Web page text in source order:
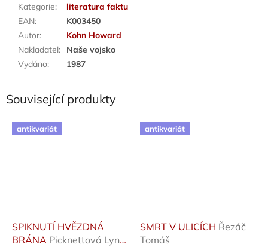
Kategorie:
literatura faktu
EAN:
K003450
Autor:
Kohn Howard
Nakladatel:
Naše vojsko
Vydáno: 1987
Související produkty
antikvariát
SPIKNUTÍ HVĚZDNÁ
BRÁNA Picknettová Lynn,
antikvariát
SMRT V ULICÍCH Řezáč
Tomáš